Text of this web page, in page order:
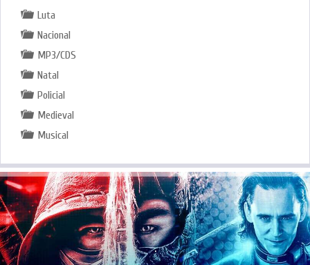
Luta
Nacional
MP3/CDS
Natal
Policial
Medieval
Musical
.